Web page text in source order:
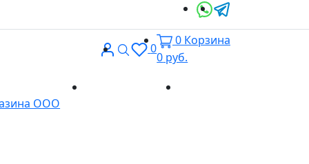
ВходПоиск
0
0 Корзина
0 руб.
ООО